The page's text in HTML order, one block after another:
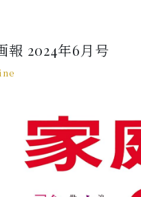
報 2024年6月号